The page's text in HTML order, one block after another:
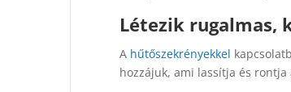
Létezik rugalmas,
A hűtőszekrényekkel
hozzájuk, ami lassítja és rontja